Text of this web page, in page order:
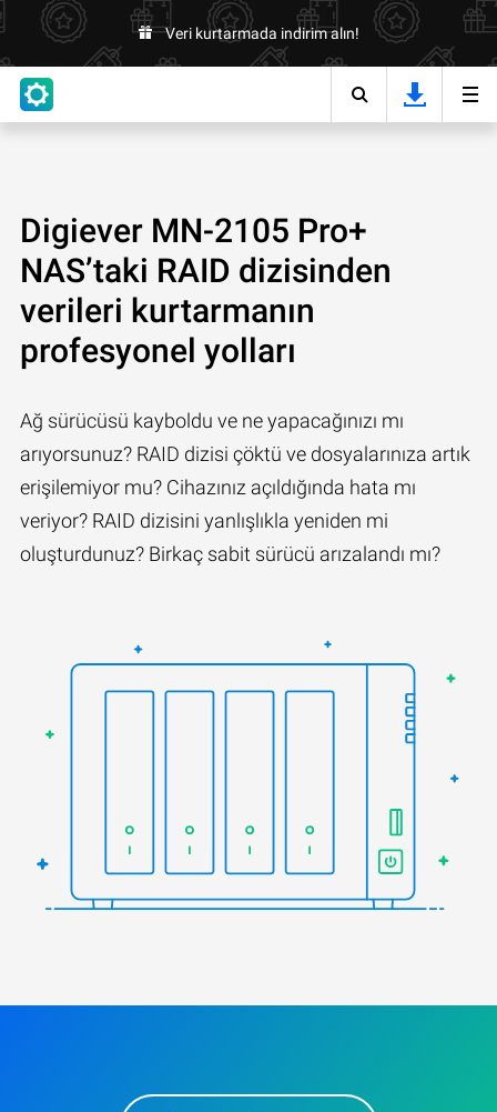
Veri kurtarmada indirim alın!
Digiever MN-2105 Pro+
NAS’taki RAID dizisinden
verileri kurtarmanın
profesyonel yolları
Ağ sürücüsü kayboldu ve ne yapacağınızı mı
arıyorsunuz? RAID dizisi çöktü ve dosyalarınıza artık
erişilemiyor mu? Cihazınız açıldığında hata mı
veriyor? RAID dizisini yanlışlıkla yeniden mi
oluşturdunuz? Birkaç sabit sürücü arızalandı mı?